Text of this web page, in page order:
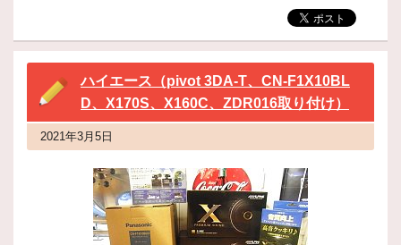
ハイエース（pivot 3DA-T、CN-F1X10BL
D、X170S、X160C、ZDR016取り付け）
2021年3月5日